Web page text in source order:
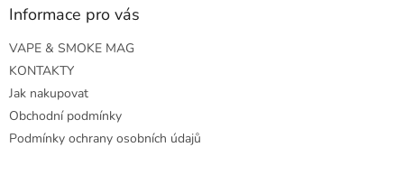
Informace pro vás
VAPE & SMOKE MAG
KONTAKTY
Jak nakupovat
Obchodní podmínky
Podmínky ochrany osobních údajů